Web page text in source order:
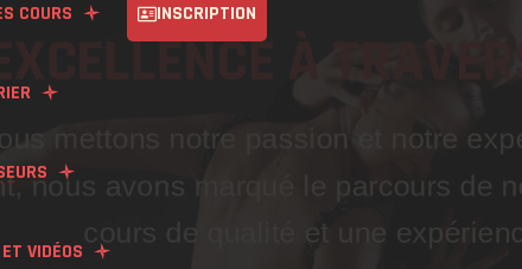
COURS
VIDÉOS
INSCRIPTION
À
mettons notre passion et notre
nous avons marqué le parcours de
cours de qualité et une